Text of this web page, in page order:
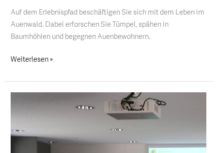
Auf dem Erlebnispfad beschäftigen Sie sich mit dem Leben im
Auenwald. Dabei erforschen Sie Tümpel, spähen in
Baumhöhlen und begegnen Auenbewohnern.
Weiterlesen »